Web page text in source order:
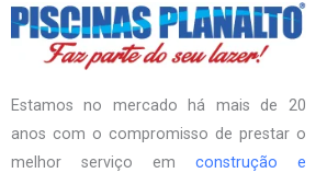
Estamos no mercado há mais de 20
anos com o compromisso de prestar o
melhor serviço em construção e